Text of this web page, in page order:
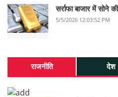
सर्राफा बाजार में सोने
5/5/2026 12:03:52 PM
राजनीति देश